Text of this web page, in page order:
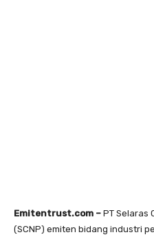
Emitentrust.com – PT Selaras
(SCNP) emiten bidang industri